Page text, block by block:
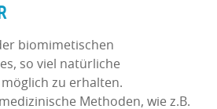
biomimetischen
so viel natürliche
zu erhalten.
Methoden, wie z.B.